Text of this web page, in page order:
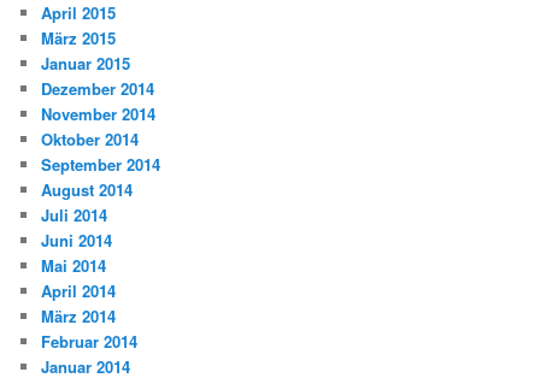
April 2015
März 2015
Januar 2015
Dezember 2014
November 2014
Oktober 2014
September 2014
August 2014
Juli 2014
Juni 2014
Mai 2014
April 2014
März 2014
Februar 2014
Januar 2014